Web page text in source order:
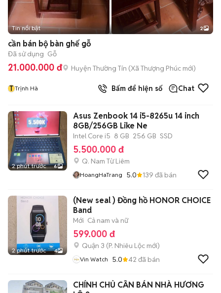
Tin nổi bật 2
cần bán bộ bàn ghế gỗ
Đã sử dụng Gỗ
21.000.000 đ Huyện Thường Tín (Xã Thượng Phúc mới)
T Trịnh Hà Bấm để hiện số Chat
2 phút trước 6
Asus Zenbook 14 i5-8265u 14 inch
8GB/256GB Like Ne
Intel Core i5 8 GB 256 GB SSD
5.500.000 đ
Q. Nam Từ Liêm
HoangHaTrang 5.0 139 đã bán
2 phút trước 4
(New seal ) Đồng hồ HONOR CHOICE
Band
Mới Cả nam và nữ
599.000 đ
Quận 3 (P. Nhiêu Lộc mới)
Vin Watch 5.0 42 đã bán
CHÍNH CHỦ CẦN BÁN NHÀ HƯƠNG